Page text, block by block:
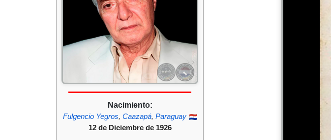
Nacimiento:
Fulgencio Yegros, Caazapá, Paraguay
12 de Diciembre de 1926